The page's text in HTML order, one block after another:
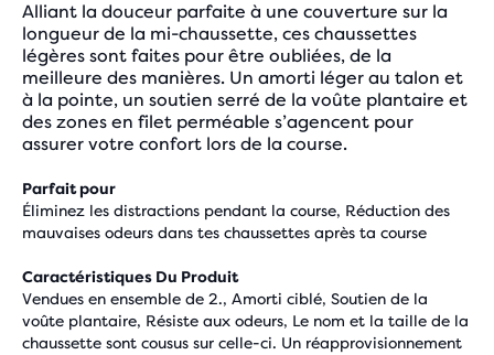
Alliant la douceur parfaite à une couverture sur la
longueur de la mi-chaussette, ces chaussettes
légères sont faites pour être oubliées, de la
meilleure des manières. Un amorti léger au talon et
à la pointe, un soutien serré de la voûte plantaire et
des zones en filet perméable s’agencent pour
assurer votre confort lors de la course.
Parfait pour
Éliminez les distractions pendant la course, Réduction des
mauvaises odeurs dans tes chaussettes après ta course
Caractéristiques Du Produit
Vendues en ensemble de 2., Amorti ciblé, Soutien de la
voûte plantaire, Résiste aux odeurs, Le nom et la taille de la
chaussette sont cousus sur celle-ci. Un réapprovisionnement